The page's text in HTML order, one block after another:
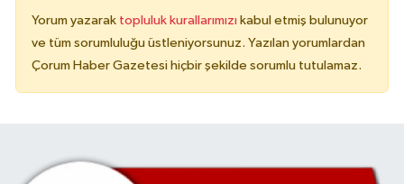
Yorum yazarak topluluk kurallarımızı kabul etmiş bulunuyor
ve tüm sorumluluğu üstleniyorsunuz. Yazılan yorumlardan
Çorum Haber Gazetesi hiçbir şekilde sorumlu tutulamaz.